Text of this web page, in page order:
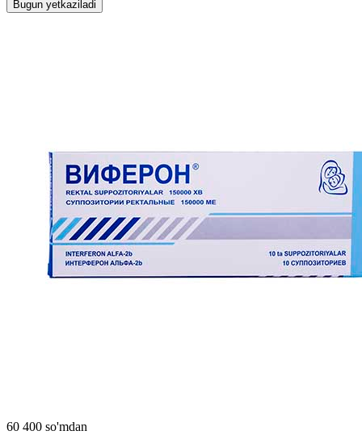
Bugun yetkaziladi
60 400 so'mdan